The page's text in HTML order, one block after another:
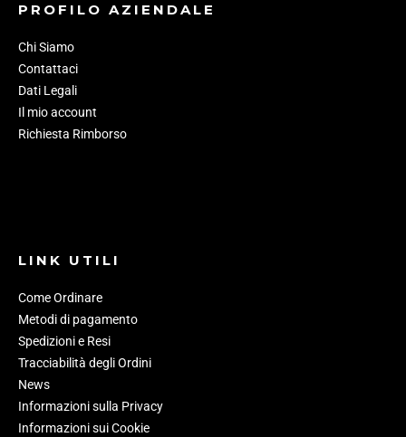
PROFILO AZIENDALE
Chi Siamo
Contattaci
Dati Legali
Il mio account
Richiesta Rimborso
LINK UTILI
Come Ordinare
Metodi di pagamento
Spedizioni e Resi
Tracciabilità degli Ordini
News
Informazioni sulla Privacy
Informazioni sui Cookie